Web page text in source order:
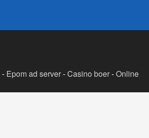
- Epom ad server-Casino boer-Online